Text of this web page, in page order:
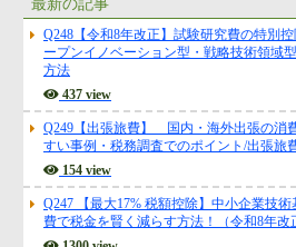
最新の記事
Q248【令和8年改正】試験研究費の特別
ープンイノベーション型・戦略技術領域
方法
437 view
Q249【出張旅費】 国内・海外出張の消
すい事例・税務調査でのポイント/出張旅
154 view
Q247 【最大17% 税額控除】中小企業技術
費で税金を賢く減らす方法！（令和8年改